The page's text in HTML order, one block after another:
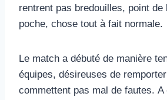
rentrent pas bredouilles, point de
poche, chose tout à fait normale.
Le match a débuté de manière
équipes, désireuses de
commettent pas mal de fautes. A